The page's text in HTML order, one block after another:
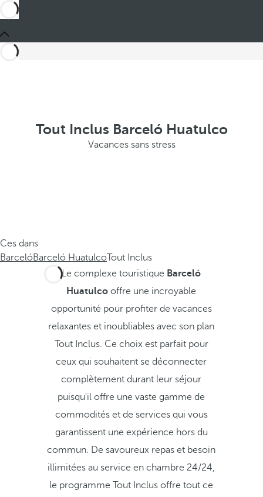
Tout Inclus Barceló Huatulco
Vacances sans stress
Ces dans
BarcelóBarceló HuatulcoTout Inclus
Le complexe touristique Barceló
Huatulcooffre une incroyable
opportunité pour profiter de vacances
relaxantes et inoubliables avec son plan
Tout Inclus. Ce choix est parfait pour
ceux qui souhaitent se déconnecter
complètement durant leur séjour
puisqu'il offre une vaste gamme de
commodités et de services qui vous
garantissent une expérience hors du
commun. De savoureux repas et besoin
illimitées au service en chambre 24/24,
le programme Tout Inclus offre tout ce